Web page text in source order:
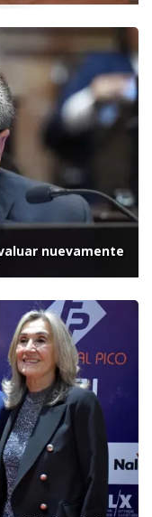
nuevamente